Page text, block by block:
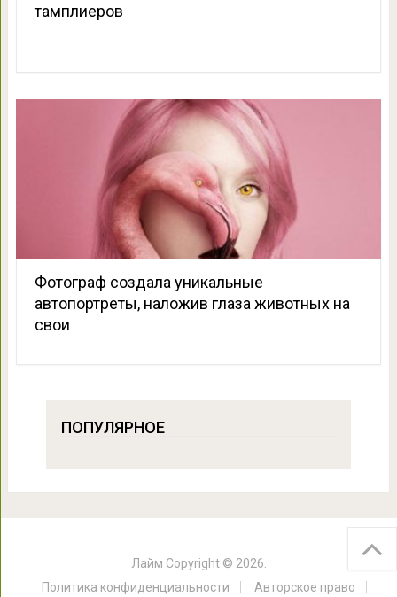
тамплиеров
Фотограф создала уникальные
автопортреты, наложив глаза животных на
свои
ПОПУЛЯРНОЕ
Лайм Copyright © 2026.
Политика конфиденциальности
Авторское право